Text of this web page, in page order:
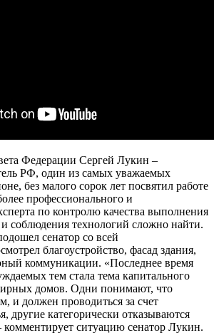
Федерации Сергей Лукин –
РФ, один из самых уважаемых
без малого сорок лет посвятил работе
профессионального и
по контролю качества выполнения
соблюдения технологий сложно найти.
сенатор со всей
благоустройство, фасад здания,
коммуникации. «Последнее время
тем стала тема капитального
домов. Одни понимают, что
и должен проводиться за счет
другие категорически отказываются
комментирует ситуацию сенатор Лукин.